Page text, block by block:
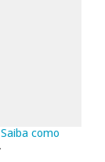
Saiba como
.